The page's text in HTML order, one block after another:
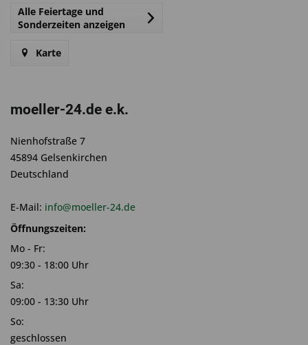
Alle Feiertage und
Sonderzeiten anzeigen
Karte
moeller-24.de e.k.
Nienhofstraße 7
45894 Gelsenkirchen
Deutschland
E-Mail: info@moeller-24.de
Öffnungszeiten:
Mo - Fr:
09:30 - 18:00 Uhr
Sa:
09:00 - 13:30 Uhr
So:
geschlossen